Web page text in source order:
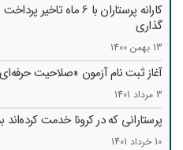
کارانه‌ پرستاران با 6
گذاری
13 بهمن 1400
آغاز ثبت نام آزمون «صلاحیت حرفه‌ای
3 مرداد 1401
پرستارانی که در کرونا خدمت
10 خرداد 1401